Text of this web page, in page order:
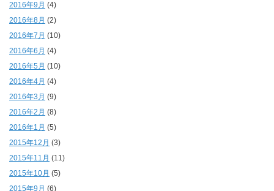
2016年9月 (4)
2016年8月 (2)
2016年7月 (10)
2016年6月 (4)
2016年5月 (10)
2016年4月 (4)
2016年3月 (9)
2016年2月 (8)
2016年1月 (5)
2015年12月 (3)
2015年11月 (11)
2015年10月 (5)
2015年9月 (6)